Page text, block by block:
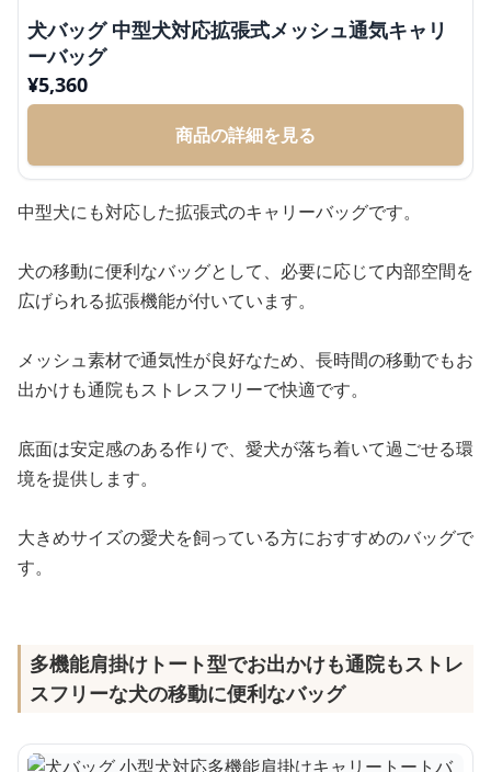
犬バッグ 中型犬対応拡張式メッシュ通気キャリ
ーバッグ
¥5,360
商品の詳細を見る
中型犬にも対応した拡張式のキャリーバッグです。
犬の移動に便利なバッグとして、必要に応じて内部空間を
広げられる拡張機能が付いています。
メッシュ素材で通気性が良好なため、長時間の移動でもお
出かけも通院もストレスフリーで快適です。
底面は安定感のある作りで、愛犬が落ち着いて過ごせる環
境を提供します。
大きめサイズの愛犬を飼っている方におすすめのバッグで
す。
多機能肩掛けトート型でお出かけも通院もストレ
スフリーな犬の移動に便利なバッグ